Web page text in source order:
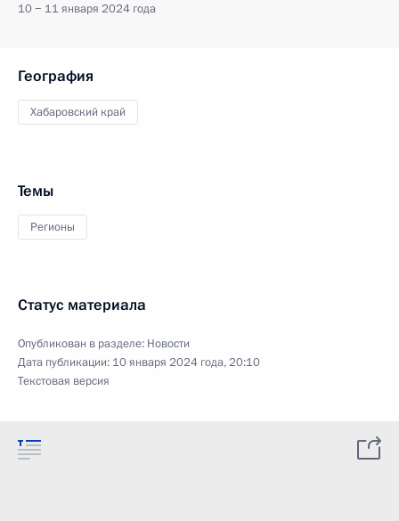
10 − 11 января 2024 года
География
Хабаровский край
Темы
Регионы
Статус материала
Опубликован в разделе: Новости
Дата публикации: 10 января 2024 года, 20:10
Текстовая версия